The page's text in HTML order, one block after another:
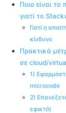
Ποιο είναι
γιατί το
Γιατί η
κίνδυνο
Πρακτικά
σε cloud/
1)
microcode
2)
εφικτό)